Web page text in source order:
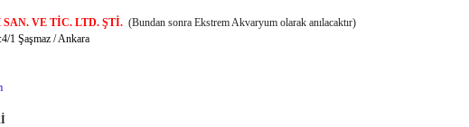
VE TİC. LTD. ŞTİ. (Bundan sonra Ekstrem Akvaryum olarak anılacaktır)
1 Şaşmaz / Ankara